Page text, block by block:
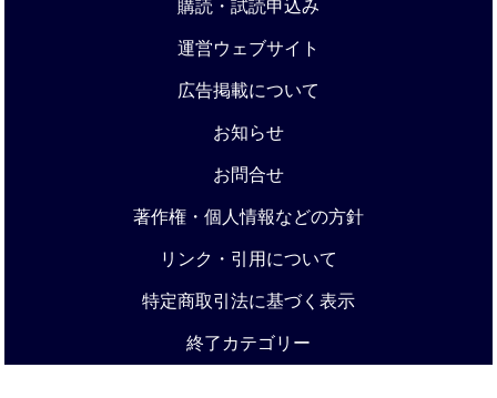
購読・試読申込み
運営ウェブサイト
広告掲載について
お知らせ
お問合せ
著作権・個人情報などの方針
リンク・引用について
特定商取引法に基づく表示
終了カテゴリー